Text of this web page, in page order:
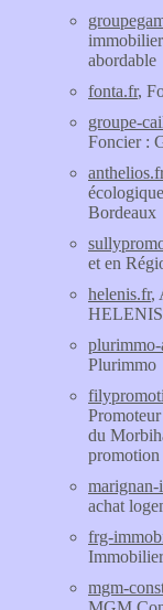
abordable
fonta.fr,
groupe-
Foncier :
anthelios.fr
Bordeaux
et en
helenis.fr,
Plurimmo
du
promotion
achat
frg-
mgm-